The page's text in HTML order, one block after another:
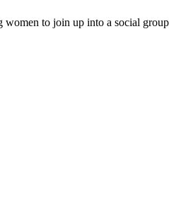
to join up into a social